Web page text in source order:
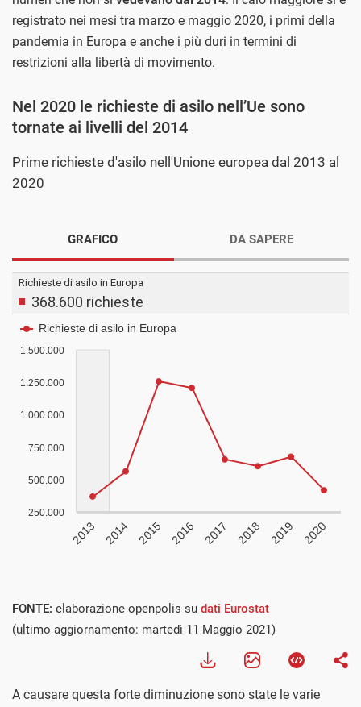
registrato nei mesi tra marzo e maggio 2020, i primi della
pandemia in Europa e anche i più duri in termini di
restrizioni alla libertà di movimento.
Nel 2020 le richieste di asilo nell’Ue sono
tornate ai livelli del 2014
Prime richieste d'asilo nell'Unione europea dal 2013 al
2020
GRAFICO DA SAPERE
FONTE: elaborazione openpolis su dati Eurostat
(ultimo aggiornamento: martedì 11 Maggio 2021)
A causare questa forte diminuzione sono state le varie